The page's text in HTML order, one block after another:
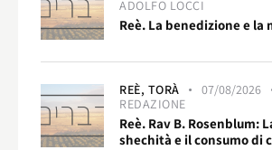
ADOLFO LOCCI
Reè. La benedizione e la
REÈ, TORÀ 07/08/2026
REDAZIONE
Reè. Rav B. Rosenblum:
shechità e il consumo di